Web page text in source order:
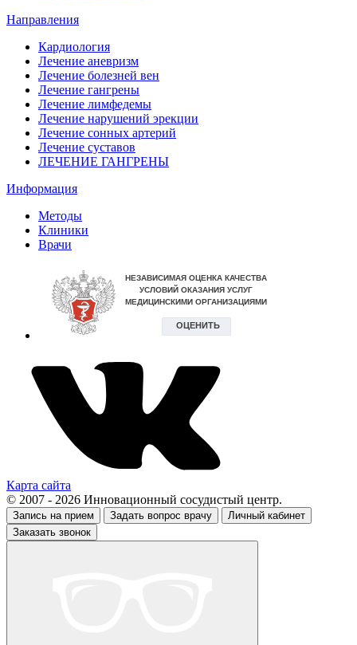
Направления
Кардиология
Лечение аневризм
Лечение болезней вен
Лечение гангрены
Лечение лимфедемы
Лечение нарушений эрекции
Лечение сонных артерий
Лечение суставов
ЛЕЧЕНИЕ ГАНГРЕНЫ
Информация
Методы
Клиники
Врачи
Карта сайта
© 2007 - 2026 Инновационный сосудистый центр.
Запись на прием Задать вопрос врачу
Личный кабинет
Заказать звонок